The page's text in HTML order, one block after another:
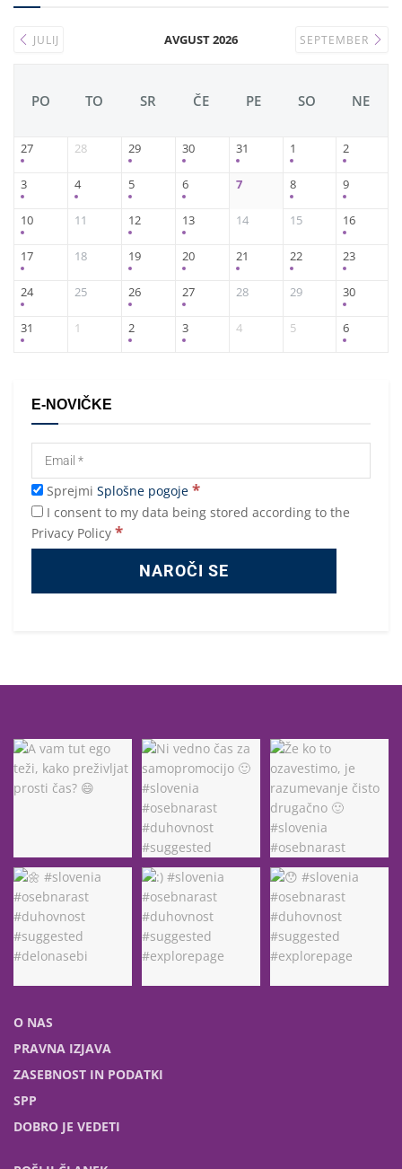
JULIJ AVGUST 2026 SEPTEMBER
PO TO SR ČE PE SO NE
27 28 29 30 31 1 2
3 4 5 6 7 8 9
10 11 12 13 14 15 16
17 18 19 20 21 22 23
24 25 26 27 28 29 30
31 1 2 3 4 5 6
E-NOVIČKE
Sprejmi Splošne pogoje *
I consent to my data being stored according to the
Privacy Policy *
O NAS
PRAVNA IZJAVA
ZASEBNOST IN PODATKI
SPP
DOBRO JE VEDETI